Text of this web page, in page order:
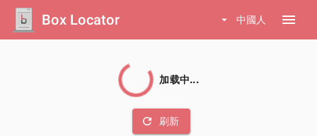
Box Locator arrow_drop_down 中國人 menu
加载中...
refresh 刷新